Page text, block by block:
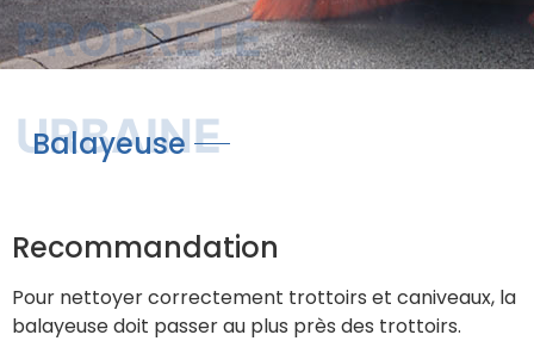
PROPRETÉ
URBAINE
Balayeuse
Recommandation
Pour nettoyer correctement trottoirs et caniveaux, la
balayeuse doit passer au plus près des trottoirs.